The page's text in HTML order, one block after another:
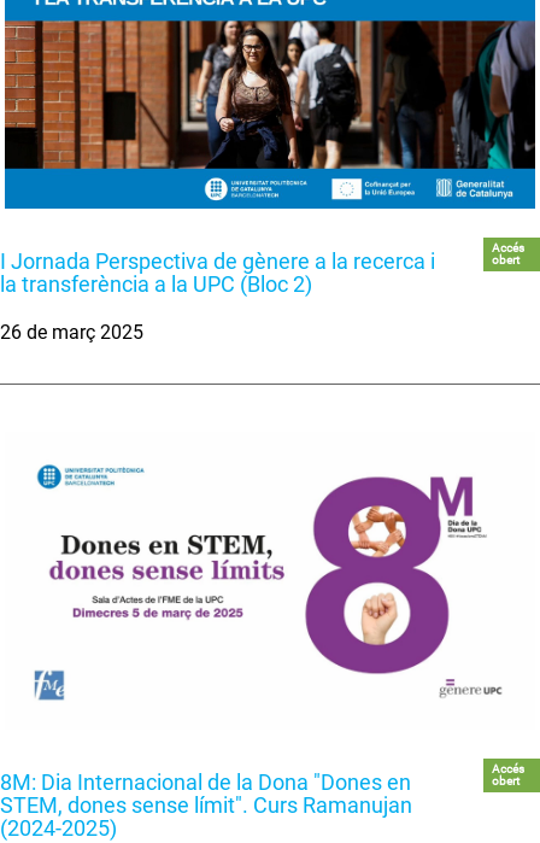
I Jornada Perspectiva de gènere a la recerca i
la transferència a la UPC (Bloc 2)
Accés
obert
26 de març 2025
8M: Dia Internacional de la Dona "Dones en
STEM, dones sense límit". Curs Ramanujan
(2024-2025)
Accés
obert